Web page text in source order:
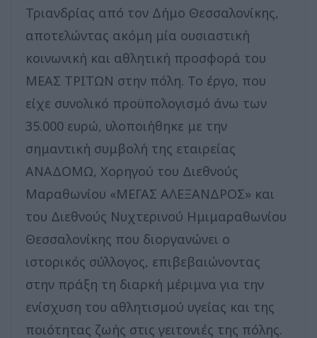
Τριανδρίας από τον Δήμο Θεσσαλονίκης,
αποτελώντας ακόμη μία ουσιαστική
κοινωνική και αθλητική προσφορά του
ΜΕΑΣ ΤΡΙΤΩΝ στην πόλη. Το έργο, που
είχε συνολικό προϋπολογισμό άνω των
35.000 ευρώ, υλοποιήθηκε με την
σημαντική συμβολή της εταιρείας
ΑΝΑΔΟΜΩ, Χορηγού του Διεθνούς
Μαραθωνίου «ΜΕΓΑΣ ΑΛΕΞΑΝΔΡΟΣ» και
του Διεθνούς Νυχτερινού Ημιμαραθωνίου
Θεσσαλονίκης που διοργανώνει ο
ιστορικός σύλλογος, επιβεβαιώνοντας
στην πράξη τη διαρκή μέριμνα για την
ενίσχυση του αθλητισμού υγείας και της
ποιότητας ζωής στις γειτονιές της πόλης.